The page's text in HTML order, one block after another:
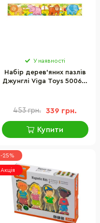
У наявності
Набір дерев'яних пазлів
Джунглі Viga Toys 50068,
453 грн. 339 грн.
Купити
-25%
Акція